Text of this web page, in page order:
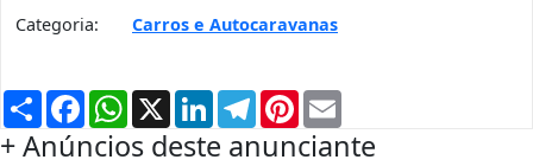
Categoria:
Carros e Autocaravanas
PartilharFacebookWhatsApp
X LinkedInTelegram
Pinterest
+ Anúncios deste anunciante